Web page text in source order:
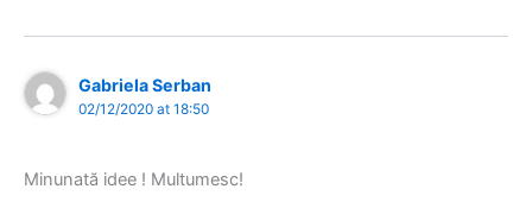
Gabriela Serban
02/12/2020 at 18:50
Minunată idee ! Multumesc!